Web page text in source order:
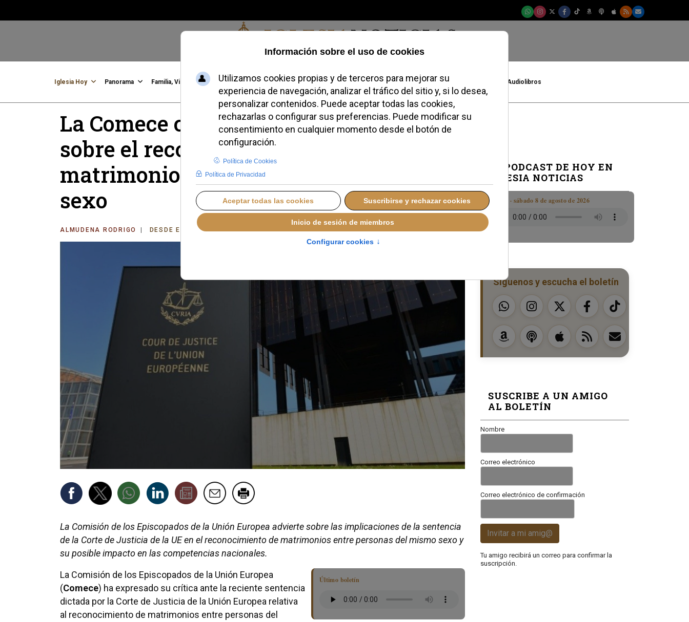
Sábado, 08 de agosto de 2026
Iglesia Hoy Panorama Familia, Vida, Identidad Credofobiómetro Blogs Temas Buscar #JovenesConFe Podcast Audiolibros
La Comece critica la sentencia de la UE
sobre el reconocimiento de los
matrimonios entre personas del mismo
sexo
ALMUDENA RODRIGO DESDE EL VATICANO MARTES, 09 DICIEMBRE 2025 23:35
La Comisión de los Episcopados de la Unión Europea advierte sobre las implicaciones de la sentencia
de la Corte de Justicia de la UE en el reconocimiento de matrimonios entre personas del mismo sexo y
su posible impacto en las competencias nacionales.
Último boletín
La Comisión de los Episcopados de la Unión Europea
(Comece) ha expresado su crítica ante la reciente sentencia
dictada por la Corte de Justicia de la Unión Europea relativa
al reconocimiento de matrimonios entre personas del
EL PODCAST DE HOY EN
IGLESIA NOTICIAS
Boletín · sábado 8 de agosto de 2026
Síguenos y escucha el boletín
SUSCRIBE A UN AMIGO
AL BOLETÍN
Nombre
Correo electrónico
Correo electrónico de confirmación
Invitar a mi amig@
Tu amigo recibirá un correo para confirmar la
suscripción.